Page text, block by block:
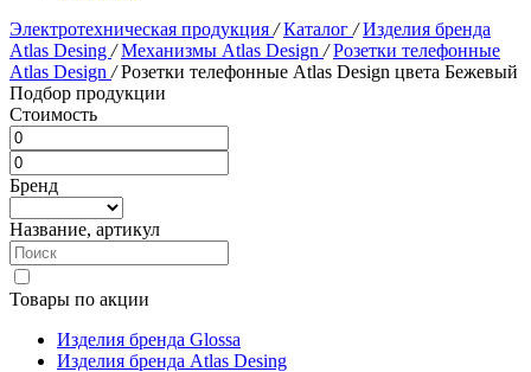
Электротехническая продукция / Каталог / Изделия бренда
Atlas Desing / Механизмы Atlas Design / Розетки телефонные
Atlas Design / Розетки телефонные Atlas Design цвета Бежевый
Подбор продукции
Стоимость
Бренд
Название, артикул
Товары по акции
Изделия бренда Glossa
Изделия бренда Atlas Desing